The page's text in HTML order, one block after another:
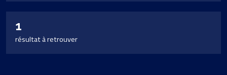
1
résultat à retrouver